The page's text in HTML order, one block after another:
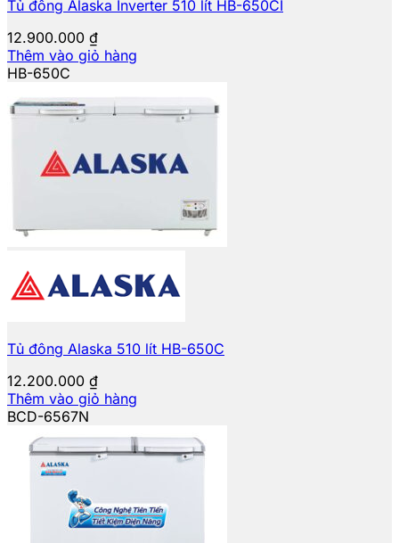
Tủ đông Alaska Inverter 510 lít HB-650CI
12.900.000 ₫
Thêm vào giỏ hàng
HB-650C
Tủ đông Alaska 510 lít HB-650C
12.200.000 ₫
Thêm vào giỏ hàng
BCD-6567N